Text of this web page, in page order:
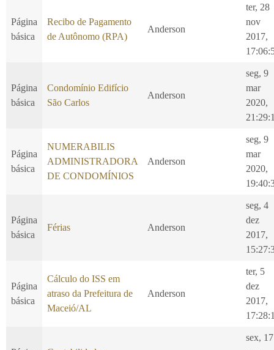
Página
básica
Recibo de Pagamento
de Autônomo (RPA)
Anderson
ter, 28
nov
2017,
Página
básica
Condomínio Edifício
São Carlos
Anderson
seg, 9
mar
2020,
Página
básica
NUMERABILIS
ADMINISTRADORA
DE CONDOMÍNIOS
Anderson
seg, 9
mar
2020,
Página
básica
Férias Anderson
seg, 4
dez
2017,
Página
básica
Cálculo do ISS em
atraso da Prefeitura de
Maceió/AL
Anderson
ter, 5
dez
2017,
sex, 17